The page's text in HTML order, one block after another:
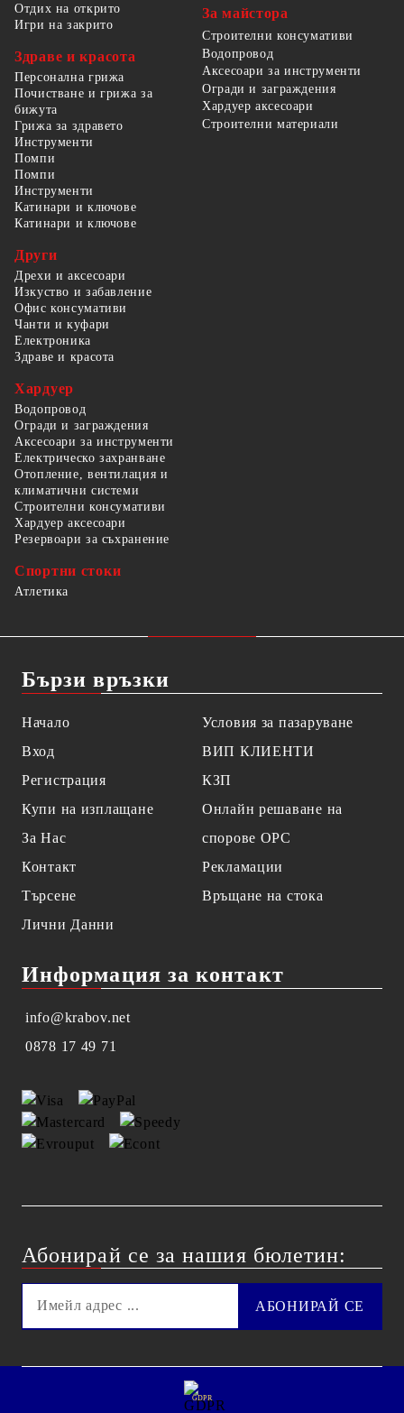
Отдих на открито
Игри на закрито
Здраве и красота
Персонална грижа
Почистване и грижа за
бижута
Грижа за здравето
За майстора
Строителни консумативи
Водопровод
Аксесоари за инструменти
Огради и заграждения
Хардуер аксесоари
Строителни материали
Инструменти
Помпи
Помпи
Инструменти
Катинари и ключове
Катинари и ключове
Други
Дрехи и аксесоари
Изкуство и забавление
Офис консумативи
Чанти и куфари
Електроника
Здраве и красота
Хардуер
Водопровод
Огради и заграждения
Аксесоари за инструменти
Електрическо захранване
Отопление, вентилация и
климатични системи
Строителни консумативи
Хардуер аксесоари
Резервоари за съхранение
Спортни стоки
Атлетика
Бързи връзки
Начало
Вход
Регистрация
Купи на изплащане
За Нас
Контакт
Търсене
Лични Данни
Условия за пазаруване
ВИП КЛИЕНТИ
КЗП
Онлайн решаване на
спорове OPC
Рекламации
Връщане на стока
Информация за контакт
info@krabov.net
0878 17 49 71
Абонирай се за нашия бюлетин:
GDPR